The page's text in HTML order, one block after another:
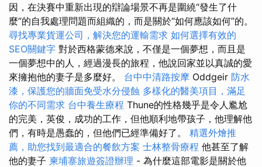
因，在決賽中重新出現的辯論場景不再是圍繞“發生了什
麼”的自我處理問題而組織的，而是關於“如何應該如何”的。
尋找專業貨運公司，解決您的運輸需求 如何選擇有效的
SEO關鍵字 對於西格蒙德來說，不僅是一個夢想，而且是
一個夢想中的人，經過漫長的旅程，他說回家並以真誠的愛
來擁抱他的妻子是多麼好。 台中中清路按摩 Oddgeir 防水
漆，保護您的牆面免受水分侵蝕 多樣化的醫美項目，滿足
你的不同需求 台中養生療程 Thune的性格幾乎是令人尷尬
的完美，英俊，成功的工作，但他順利地帶孩子，他理解他
們，有時是愚蠢的，但他們已經準備好了。 精選外燴推
薦，助您找到最適合的餐飲方案 士林整骨療程 他甚至了解
他的妻子 柬埔寨旅遊簽證辦理 - 為什麼這部電影是關於他